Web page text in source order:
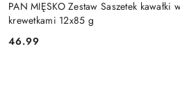
PAN MIĘSKO Zestaw Saszetek kawałki
krewetkami 12x85 g
Cena:
46.99